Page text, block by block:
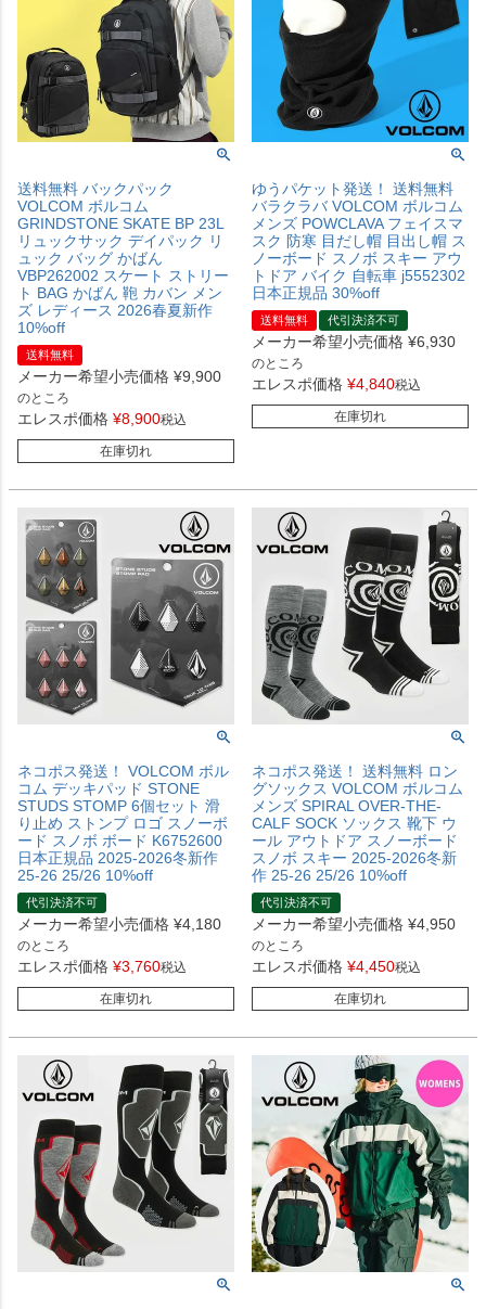
送料無料 バックパック
VOLCOM ボルコム
GRINDSTONE SKATE BP 23L
リュックサック デイパック リ
ュック バッグ かばん
VBP262002 スケート ストリー
ト BAG かばん 鞄 カバン メン
ズ レディース 2026春夏新作
10%off
送料無料
メーカー希望小売価格 ¥9,900
のところ
エレスポ価格 ¥8,900税込
在庫切れ
ゆうパケット発送！ 送料無料
バラクラバ VOLCOM ボルコム
メンズ POWCLAVA フェイスマ
スク 防寒 目だし帽 目出し帽 ス
ノーボード スノボ スキー アウ
トドア バイク 自転車 j5552302
日本正規品 30%off
送料無料 代引決済不可
メーカー希望小売価格 ¥6,930
のところ
エレスポ価格 ¥4,840税込
在庫切れ
ネコポス発送！ VOLCOM ボル
コム デッキパッド STONE
STUDS STOMP 6個セット 滑
り止め ストンプ ロゴ スノーボ
ード スノボ ボード K6752600
日本正規品 2025-2026冬新作
25-26 25/26 10%off
代引決済不可
メーカー希望小売価格 ¥4,180
のところ
エレスポ価格 ¥3,760税込
在庫切れ
ネコポス発送！ 送料無料 ロン
グソックス VOLCOM ボルコム
メンズ SPIRAL OVER-THE-
CALF SOCK ソックス 靴下 ウ
ール アウトドア スノーボード
スノボ スキー 2025-2026冬新
作 25-26 25/26 10%off
代引決済不可
メーカー希望小売価格 ¥4,950
のところ
エレスポ価格 ¥4,450税込
在庫切れ